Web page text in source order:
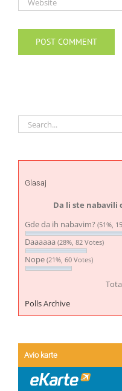
Search
for:
Glasaj
Da li ste nabavili
Gde da ih nabavim? (51%,
Daaaaaa (28%, 82 Votes)
Nope (21%, 60 Votes)
Polls Archive
Avio karte